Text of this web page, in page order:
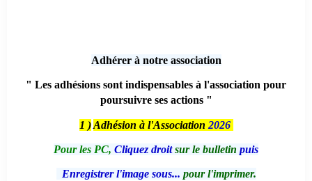
Adhérer à notre association
" Les adhésions sont indispensables à l'association pour
poursuivre ses actions "
1 ) Adhésion à l'Association 2026
Pour les PC, Cliquez droitsur le bulletin puis
Enregistrer l'image sous... pour l'imprimer.